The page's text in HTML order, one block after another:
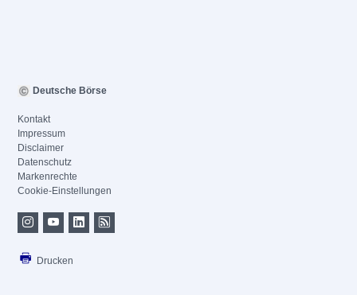
Deutsche Börse
Kontakt
Impressum
Disclaimer
Datenschutz
Markenrechte
Cookie-Einstellungen
Drucken